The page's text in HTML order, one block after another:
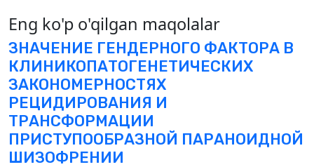
Eng ko'p o'qilgan maqolalar
ЗНАЧЕНИЕ ГЕНДЕРНОГО ФАКТОРА В
КЛИНИКОПАТОГЕНЕТИЧЕСКИХ
ЗАКОНОМЕРНОСТЯХ
РЕЦИДИРОВАНИЯ И
ТРАНСФОРМАЦИИ
ПРИСТУПООБРАЗНОЙ ПАРАНОИДНОЙ
ШИЗОФРЕНИИ